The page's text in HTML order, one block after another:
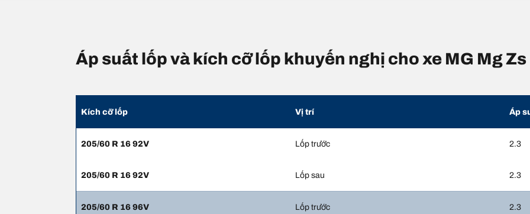
Áp suất lốp và kích cỡ lốp khuyến nghị cho xe MG Mg Zs
Kích cỡ lốp Vị trí Áp
205/60 R 16 92V Lốp trước 2.3
205/60 R 16 92V Lốp sau 2.3
205/60 R 16 96V Lốp trước 2.3